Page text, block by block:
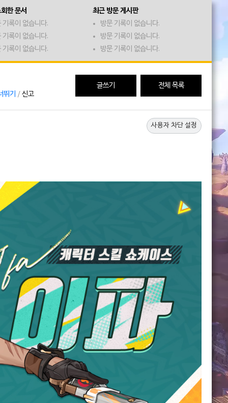
한 문서
기록이 없습니다.
기록이 없습니다.
기록이 없습니다.
최근 방문 게시판
방문 기록이 없습니다.
방문 기록이 없습니다.
방문 기록이 없습니다.
뛰기 / 신고
글쓰기 전체 목록
사용자 차단 설정